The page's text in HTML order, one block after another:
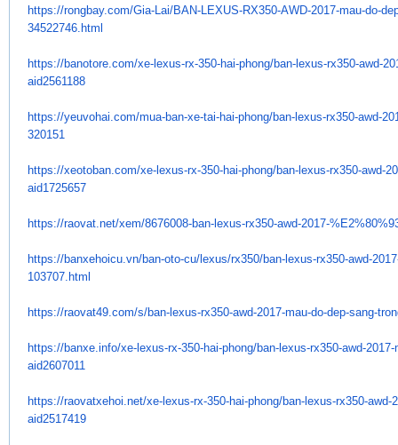
https://rongbay.com/Gia-Lai/BAN-LEXUS-RX350-AWD-2017-mau-do-
34522746.html
https://banotore.com/xe-lexus-rx-350-hai-phong/ban-lexus-rx350-awd-
aid2561188
https://yeuvohai.com/mua-ban-xe-tai-hai-phong/ban-lexus-rx350-awd-
320151
https://xeotoban.com/xe-lexus-rx-350-hai-phong/ban-lexus-rx350-awd-
aid1725657
https://raovat.net/xem/8676008-ban-lexus-rx350-awd-2017-
https://banxehoicu.vn/ban-oto-cu/lexus/rx350/ban-lexus-rx350-awd-
103707.html
https://raovat49.com/s/ban-lexus-rx350-awd-2017-mau-do-dep-sang-
https://banxe.info/xe-lexus-rx-350-hai-phong/ban-lexus-rx350-awd-2017-
aid2607011
https://raovatxehoi.net/xe-lexus-rx-350-hai-phong/ban-lexus-rx350-awd-
aid2517419